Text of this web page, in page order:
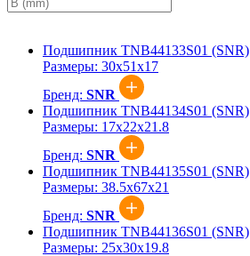
Подшипник TNB44133S01 (SNR)
Размеры: 30x51x17
Бренд: SNR
Подшипник TNB44134S01 (SNR)
Размеры: 17x22x21.8
Бренд: SNR
Подшипник TNB44135S01 (SNR)
Размеры: 38.5x67x21
Бренд: SNR
Подшипник TNB44136S01 (SNR)
Размеры: 25x30x19.8